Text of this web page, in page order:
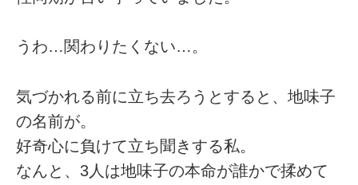
うわ…関わりたくない…。
気づかれる前に立ち去ろうとすると、地味子
の名前が。
好奇心に負けて立ち聞きする私。
なんと、3人は地味子の本命が誰かで揉めて